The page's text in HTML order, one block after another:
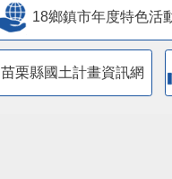
18鄉鎮市年度特色活
苗栗縣國土計畫資訊網